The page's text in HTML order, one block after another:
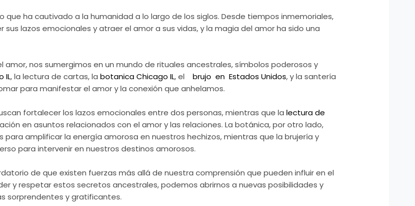
ha cautivado a la humanidad a lo largo de los siglos. Desde tiempos inmemoriales,
lazos emocionales y atraer el amor a sus vidas, y la magia del amor ha sido una
nos sumergimos en un mundo de rituales ancestrales, símbolos poderosos y
IL, la lectura de cartas, labotanica Chicago IL, el brujo en Estados Unidos, y la santería
para manifestar el amor y la conexión que anhelamos.
fortalecer los lazos emocionales entre dos personas, mientras que lalectura de
en asuntos relacionados con el amor y las relaciones. La botánica, por otro lado,
amplificar la energía amorosa en nuestros hechizos, mientras que la brujería y
para intervenir en nuestros destinos amorosos.
de que existen fuerzas más allá de nuestra comprensión que pueden influir en el
y respetar estos secretos ancestrales, podemos abrirnos a nuevas posibilidades y
sorprendentes y gratificantes.